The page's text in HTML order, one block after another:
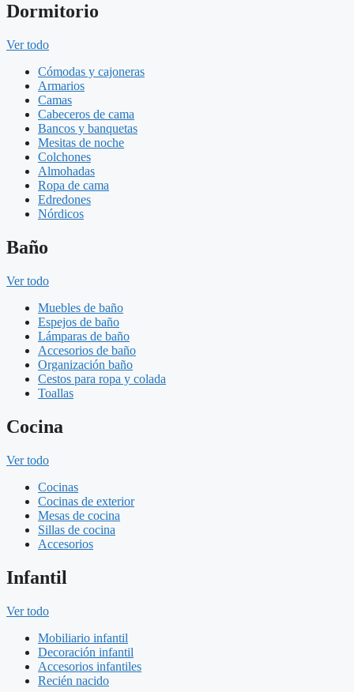
Dormitorio
Ver todo
Cómodas y cajoneras
Armarios
Camas
Cabeceros de cama
Bancos y banquetas
Mesitas de noche
Colchones
Almohadas
Ropa de cama
Edredones
Nórdicos
Baño
Ver todo
Muebles de baño
Espejos de baño
Lámparas de baño
Accesorios de baño
Organización baño
Cestos para ropa y colada
Toallas
Cocina
Ver todo
Cocinas
Cocinas de exterior
Mesas de cocina
Sillas de cocina
Accesorios
Infantil
Ver todo
Mobiliario infantil
Decoración infantil
Accesorios infantiles
Recién nacido